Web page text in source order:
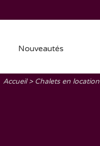
Nouveautés
Accueil Chalets en location